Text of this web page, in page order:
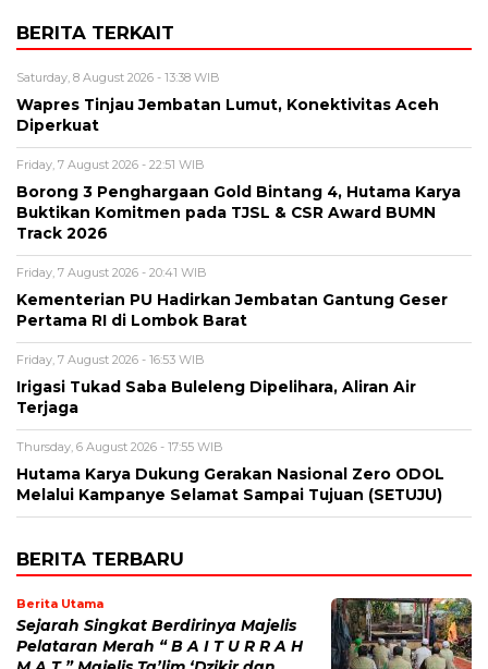
BERITA TERKAIT
Saturday, 8 August 2026 - 13:38 WIB
Wapres Tinjau Jembatan Lumut, Konektivitas Aceh
Diperkuat
Friday, 7 August 2026 - 22:51 WIB
Borong 3 Penghargaan Gold Bintang 4, Hutama Karya
Buktikan Komitmen pada TJSL & CSR Award BUMN
Track 2026
Friday, 7 August 2026 - 20:41 WIB
Kementerian PU Hadirkan Jembatan Gantung Geser
Pertama RI di Lombok Barat
Friday, 7 August 2026 - 16:53 WIB
Irigasi Tukad Saba Buleleng Dipelihara, Aliran Air
Terjaga
Thursday, 6 August 2026 - 17:55 WIB
Hutama Karya Dukung Gerakan Nasional Zero ODOL
Melalui Kampanye Selamat Sampai Tujuan (SETUJU)
BERITA TERBARU
Berita Utama
Sejarah Singkat Berdirinya Majelis
Pelataran Merah “ B A I T U R R A H